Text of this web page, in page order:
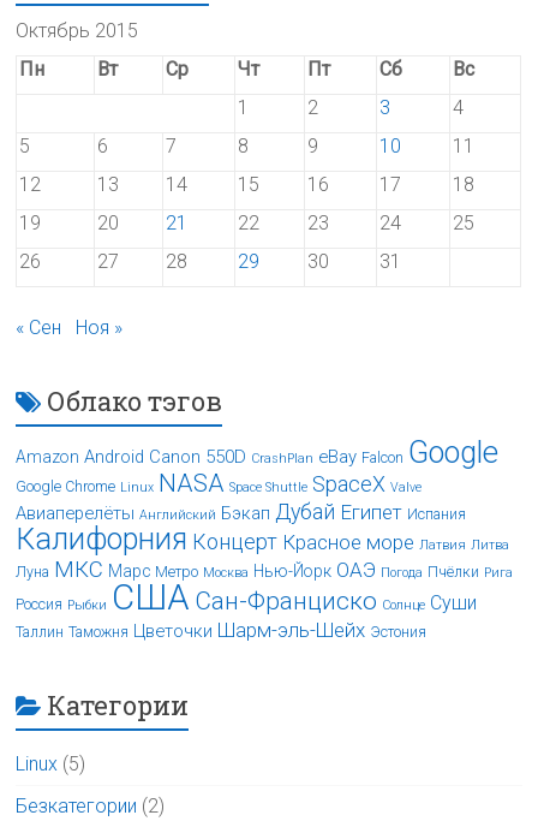
Октябрь 2015
Пн
Вт Ср Чт Пт Сб
Вс
1
2 3
4
5
6 7 8 9 10
11
12
13 14 15 16 17
18
19
20 21 22 23 24
25
26
27 28 29 30 31
« Сен Ноя »
Облако тэгов
Amazon Android Canon 550D CrashPlan eBay Falcon Google
Google Chrome Linux NASA Space Shuttle SpaceX Valve
Авиаперелёты Английский Бэкап Дубай Египет Испания
Калифорния Концерт Красное море Латвия Литва
Луна МКС Марс Метро Москва Нью-Йорк ОАЭ Погода Пчёлки Рига
Россия Рыбки США Сан-Франциско Солнце Суши
Таллин Таможня Цветочки Шарм-эль-Шейх Эстония
Категории
Linux (5)
Безкатегории (2)